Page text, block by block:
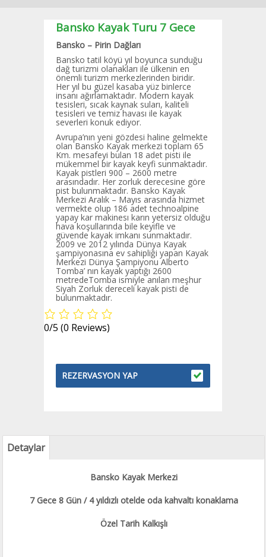
Bansko Kayak Turu 7 Gece
Bansko – Pirin Dağları
Bansko tatil köyü yıl boyunca sunduğu
dağ turizmi olanakları ile ülkenin en
önemli turizm merkezlerinden biridir.
Her yıl bu güzel kasaba yüz binlerce
insanı ağırlamaktadır. Modern kayak
tesisleri, sıcak kaynak suları, kaliteli
tesisleri ve temiz havası ile kayak
severleri konuk ediyor.
Avrupa’nın yeni gözdesi haline gelmekte
olan Bansko Kayak merkezi toplam 65
Km. mesafeyi bulan 18 adet pisti ile
mükemmel bir kayak keyfi sunmaktadır.
Kayak pistleri 900 – 2600 metre
arasındadır. Her zorluk derecesine göre
pist bulunmaktadır. Bansko Kayak
Merkezi Aralık – Mayıs arasında hizmet
vermekte olup 186 adet technoalpine
yapay kar makinesı karın yetersiz olduğu
hava koşullarında bile keyifle ve
güvende kayak imkanı sunmaktadır.
2009 ve 2012 yılında Dünya Kayak
şampiyonasına ev sahipliği yapan Kayak
Merkezi Dünya Şampiyonu Alberto
Tomba’ nın kayak yaptığı 2600
metredeTomba ismiyle anılan meşhur
Siyah Zorluk dereceli kayak pisti de
bulunmaktadır.
0/5 (0 Reviews)
REZERVASYON YAP
Detaylar
Bansko Kayak Merkezi
7 Gece 8 Gün / 4 yıldızlı otelde oda kahvaltı konaklama
Özel Tarih Kalkışlı